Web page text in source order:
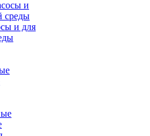
и для